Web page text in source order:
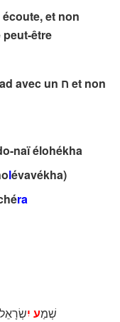
et non
être
ad avec un ח et non
naï élohékha
lévavékha)
ra
שְׁמַע יִשְׂרָאֵל